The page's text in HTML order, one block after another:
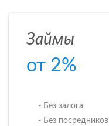
Займы
от 2%
- Без залога
- Без посредников